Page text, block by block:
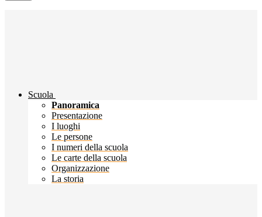
Scuola
Panoramica
Presentazione
I luoghi
Le persone
I numeri della scuola
Le carte della scuola
Organizzazione
La storia